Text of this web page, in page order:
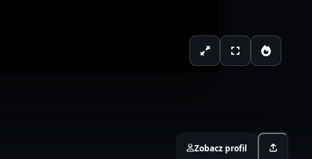
Zobacz profil